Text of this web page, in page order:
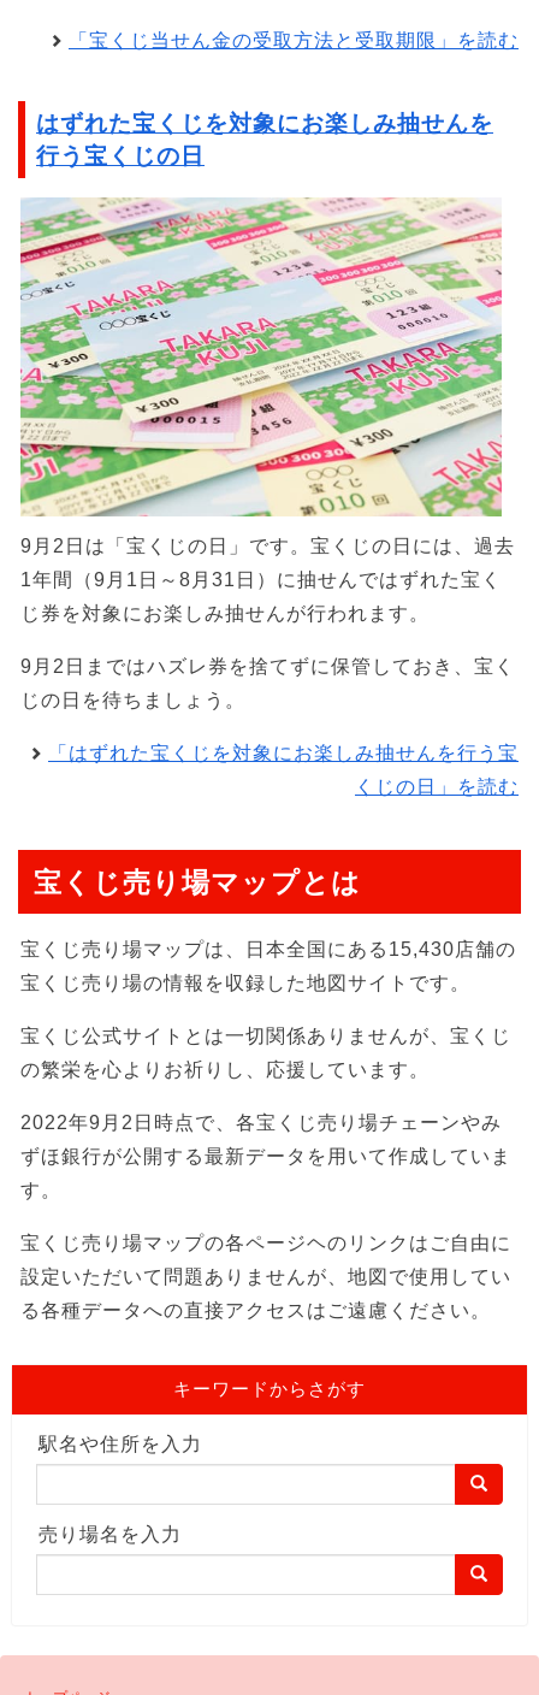
「宝くじ当せん金の受取方法と受取期限」を読む
はずれた宝くじを対象にお楽しみ抽せんを
行う宝くじの日
9月2日は「宝くじの日」です。宝くじの日には、過去
1年間（9月1日～8月31日）に抽せんではずれた宝く
じ券を対象にお楽しみ抽せんが行われます。
9月2日まではハズレ券を捨てずに保管しておき、宝く
じの日を待ちましょう。
「はずれた宝くじを対象にお楽しみ抽せんを行う宝
くじの日」を読む
宝くじ売り場マップとは
宝くじ売り場マップは、日本全国にある15,430店舗の
宝くじ売り場の情報を収録した地図サイトです。
宝くじ公式サイトとは一切関係ありませんが、宝くじ
の繁栄を心よりお祈りし、応援しています。
2022年9月2日時点で、各宝くじ売り場チェーンやみ
ずほ銀行が公開する最新データを用いて作成していま
す。
宝くじ売り場マップの各ページヘのリンクはご自由に
設定いただいて問題ありませんが、地図で使用してい
る各種データへの直接アクセスはご遠慮ください。
キーワードからさがす
駅名や住所を入力
売り場名を入力